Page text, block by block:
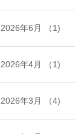
2026年6月 （1)
2026年4月 （1)
2026年3月 （4)